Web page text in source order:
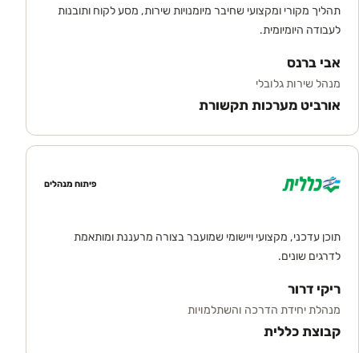
תהליך מקורי ומקצועי שחיבר מיומנויות שירות, מסע לקוח ותובנות
לעבודה היומיומית.
אבי ברנס
מנהל שירות גלובלי
אורביט מערכות תקשורת
פיתוח מנהלים
תוכן עדכני, מקצועי ויישומי שמועבר בצורה מרעננת ומותאמת
לדרגים שונים.
ריקי דרור
מנהלת יחידת הדרכה והשתלמויות
קבוצת כללית